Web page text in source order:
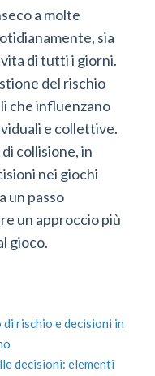
a molte
sia
di tutti i giorni.
del rischio
che influenzano
e collettive.
collisione, in
nei giochi
un passo
un approccio più
gioco.
rischio e decisioni in
decisioni: elementi